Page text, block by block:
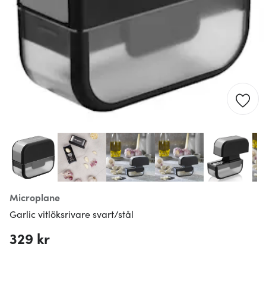
Microplane
Garlic vitlöksrivare svart/stål
329 kr